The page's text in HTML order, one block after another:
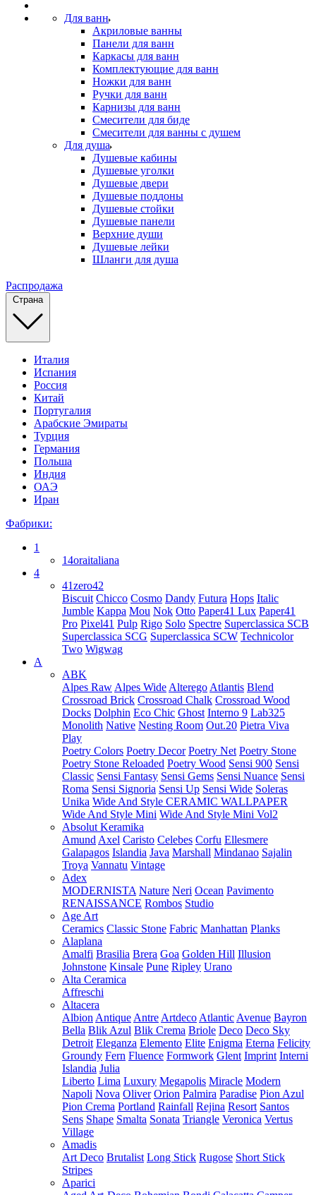
Для ванн
Акриловые ванны
Панели для ванн
Каркасы для ванн
Комплектующие для ванн
Ножки для ванн
Ручки для ванн
Карнизы для ванн
Смесители для биде
Смесители для ванны с душем
Для душа
Душевые кабины
Душевые уголки
Душевые двери
Душевые поддоны
Душевые стойки
Душевые панели
Верхние души
Душевые лейки
Шланги для душа
Распродажа
Страна
Италия
Испания
Россия
Китай
Португалия
Арабские Эмираты
Турция
Германия
Польша
Индия
ОАЭ
Иран
Фабрики:
1
14oraitaliana
4
41zero42
Biscuit Chicco Cosmo Dandy Futura Hops Italic
Jumble Kappa Mou Nok Otto Paper41 Lux Paper41
Pro Pixel41 Pulp Rigo Solo Spectre Superclassica SCB
Superclassica SCG Superclassica SCW Technicolor
Two Wigwag
A
ABK
Alpes Raw Alpes Wide Alterego Atlantis Blend
Crossroad Brick Crossroad Chalk Crossroad Wood
Docks Dolphin Eco Chic Ghost Interno 9 Lab325
Monolith Native Nesting Room Out.20 Pietra Viva
Play
Poetry Colors Poetry Decor Poetry Net Poetry Stone
Poetry Stone Reloaded Poetry Wood Sensi 900 Sensi
Classic Sensi Fantasy Sensi Gems Sensi Nuance Sensi
Roma Sensi Signoria Sensi Up Sensi Wide Soleras
Unika Wide And Style CERAMIC WALLPAPER
Wide And Style Mini Wide And Style Mini Vol2
Absolut Keramika
Amund Axel Caristo Celebes Corfu Ellesmere
Galapagos Islandia Java Marshall Mindanao Sajalin
Troya Vannatu Vintage
Adex
MODERNISTA Nature Neri Ocean Pavimento
RENAISSANCE Rombos Studio
Age Art
Ceramics Classic Stone Fabric Manhattan Planks
Alaplana
Amalfi Brasilia Brera Goa Golden Hill Illusion
Johnstone Kinsale Pune Ripley Urano
Alta Ceramica
Affreschi
Altacera
Albion Antique Antre Artdeco Atlantic Avenue Bayron
Bella Blik Azul Blik Crema Briole Deco Deco Sky
Detroit Eleganza Elemento Elite Enigma Eterna Felicity
Groundy Fern Fluence Formwork Glent Imprint Interni
Islandia Julia
Liberto Lima Luxury Megapolis Miracle Modern
Napoli Nova Oliver Orion Palmira Paradise Pion Azul
Pion Crema Portland Rainfall Rejina Resort Santos
Sens Shape Smalta Sonata Triangle Veronica Vertus
Village
Amadis
Art Deco Brutalist Long Stick Rugose Short Stick
Stripes
Aparici